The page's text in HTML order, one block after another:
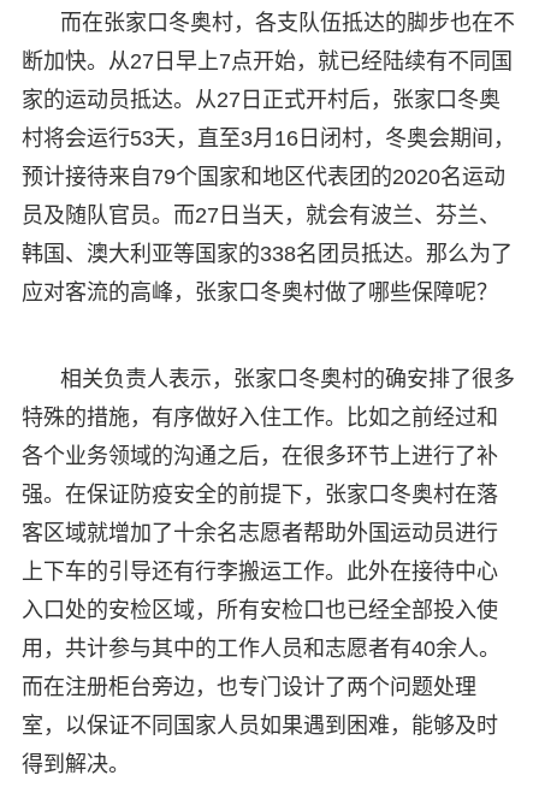
而在张家口冬奥村，各支队伍抵达的脚步也在不
断加快。从27日早上7点开始，就已经陆续有不同国
家的运动员抵达。从27日正式开村后，张家口冬奥
村将会运行53天，直至3月16日闭村，冬奥会期间，
预计接待来自79个国家和地区代表团的2020名运动
员及随队官员。而27日当天，就会有波兰、芬兰、
韩国、澳大利亚等国家的338名团员抵达。那么为了
应对客流的高峰，张家口冬奥村做了哪些保障呢？
相关负责人表示，张家口冬奥村的确安排了很多
特殊的措施，有序做好入住工作。比如之前经过和
各个业务领域的沟通之后，在很多环节上进行了补
强。在保证防疫安全的前提下，张家口冬奥村在落
客区域就增加了十余名志愿者帮助外国运动员进行
上下车的引导还有行李搬运工作。此外在接待中心
入口处的安检区域，所有安检口也已经全部投入使
用，共计参与其中的工作人员和志愿者有40余人。
而在注册柜台旁边，也专门设计了两个问题处理
室，以保证不同国家人员如果遇到困难，能够及时
得到解决。